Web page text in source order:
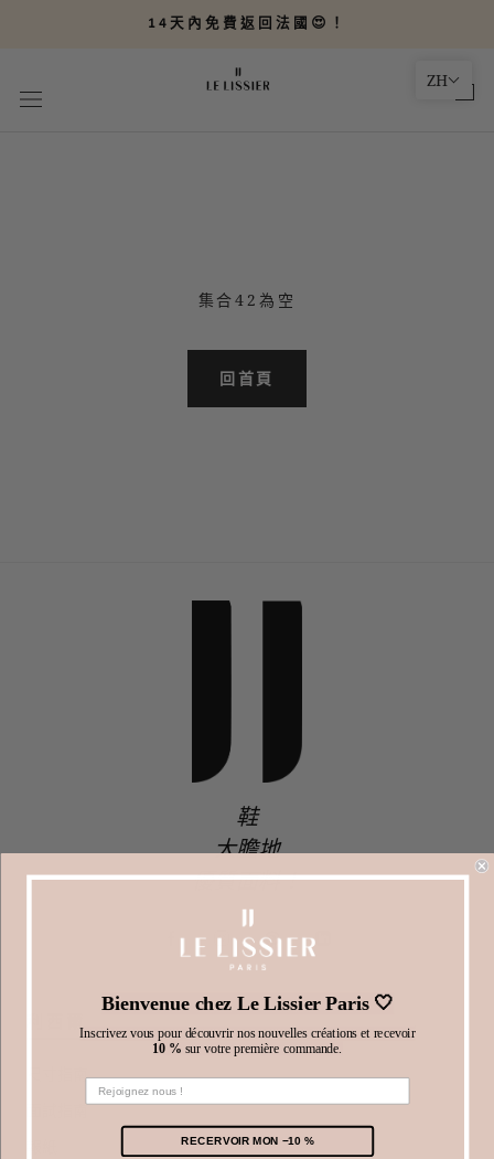
14天內免費返回法國😍！
集合42為空
回首頁
鞋
大膽地
優質面料！
利西爾
尺寸指南
面試指南
ZH
Bienvenue chez Le Lissier Paris 🤍
Inscrivez vous pour découvrir nos nouvelles créations et recevoir
10 % sur votre première commande.
RECERVOIR MON −10 %